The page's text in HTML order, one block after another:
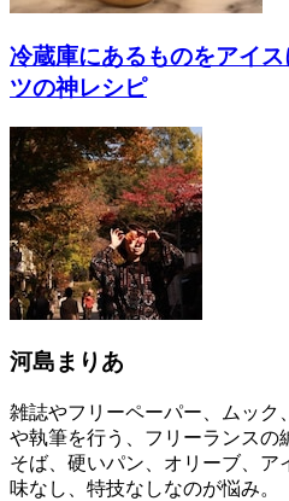
冷蔵庫にあるものをアイ
ツの神レシピ
河島まりあ
雑誌やフリーペーパー、ムック
や執筆を行う、フリーランスの
そば、硬いパン、オリーブ、ア
味なし、特技なしなのが悩み。